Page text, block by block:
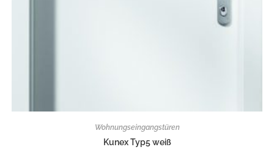
Wohnungseingangstüren
Kunex Typ5 weiß